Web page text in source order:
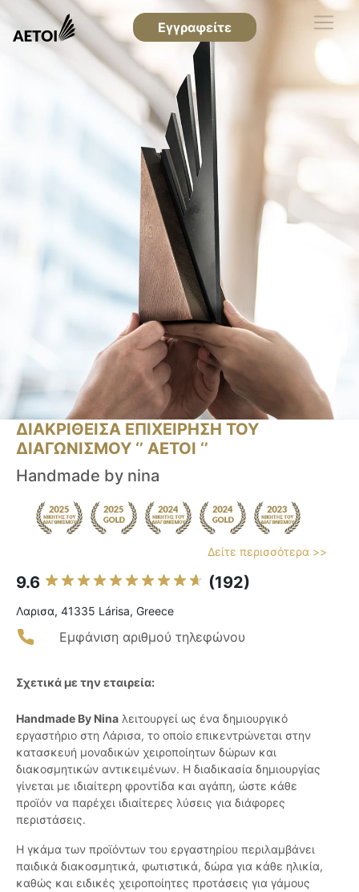
Εγγραφείτε
ΔΙΑΚΡΙΘΕΙΣΑ ΕΠΙΧΕΙΡΗΣΗ ΤΟΥ
ΔΙΑΓΩΝΙΣΜΟΥ ‘’ ΑΕΤΟΙ ‘’
Handmade by nina
Δείτε περισσότερα >>
9.6 (192)
Λαρισα, 41335 Lárisa, Greece
Εμφάνιση αριθμού τηλεφώνου
Σχετικά με την εταιρεία:
Handmade By Nina λειτουργεί ως ένα δημιουργικό
εργαστήριο στη Λάρισα, το οποίο επικεντρώνεται στην
κατασκευή μοναδικών χειροποίητων δώρων και
διακοσμητικών αντικειμένων. Η διαδικασία δημιουργίας
γίνεται με ιδιαίτερη φροντίδα και αγάπη, ώστε κάθε
προϊόν να παρέχει ιδιαίτερες λύσεις για διάφορες
περιστάσεις.
Η γκάμα των προϊόντων του εργαστηρίου περιλαμβάνει
παιδικά διακοσμητικά, φωτιστικά, δώρα για κάθε ηλικία,
καθώς και ειδικές χειροποίητες προτάσεις για γάμους